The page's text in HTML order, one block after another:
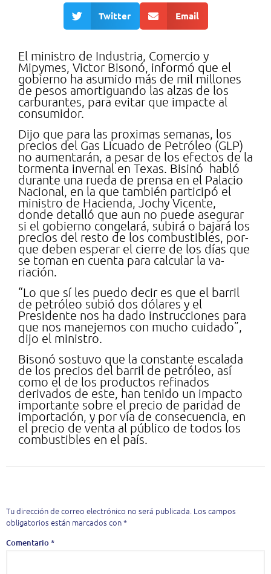
Twitter Email
El ministro de Industria, Comercio y
Mipymes, Vic­tor Bisonó, informó que el
gobierno ha asumido más de mil millones
de pesos amortiguando las alzas de los
carburantes, para evi­tar que impacte al
consu­midor.
Dijo que para las proxi­mas semanas, los
precios del Gas Licuado de Petró­leo (GLP)
no aumentarán, a pesar de los efectos de la
tormenta invernal en Texas. Bisinó habló
durante una rueda de prensa en el Pala­cio
Nacional, en la que tam­bién participó el
ministro de Hacienda, Jochy Vicen­te,
donde detalló que aun no puede asegurar
si el go­bierno congelará, subirá o bajará los
precios del resto de los combustibles, por­
que deben esperar el cierre de los días que
se toman en cuenta para calcular la va­
riación.
“Lo que sí les puedo de­cir es que el barril
de pe­tróleo subió dos dólares y el
Presidente nos ha dado instrucciones para
que nos manejemos con mucho cuidado”,
dijo el ministro.
Bisonó sostuvo que la constante escalada
de los precios del barril de petró­leo, así
como el de los pro­ductos refinados
derivados de este, han tenido un im­pacto
importante sobre el precio de paridad de
im­portación, y por vía de con­secuencia, en
el precio de venta al público de todos los
combustibles en el país.
Tu dirección de correo electrónico no será publicada. Los campos
obligatorios están marcados con*
Comentario*